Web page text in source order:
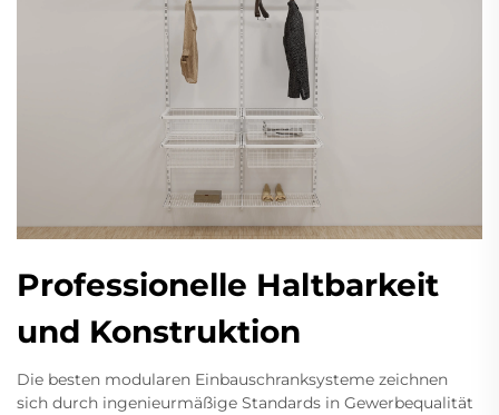
Professionelle Haltbarkeit
und Konstruktion
Die besten modularen Einbauschranksysteme zeichnen
sich durch ingenieurmäßige Standards in Gewerbequalität